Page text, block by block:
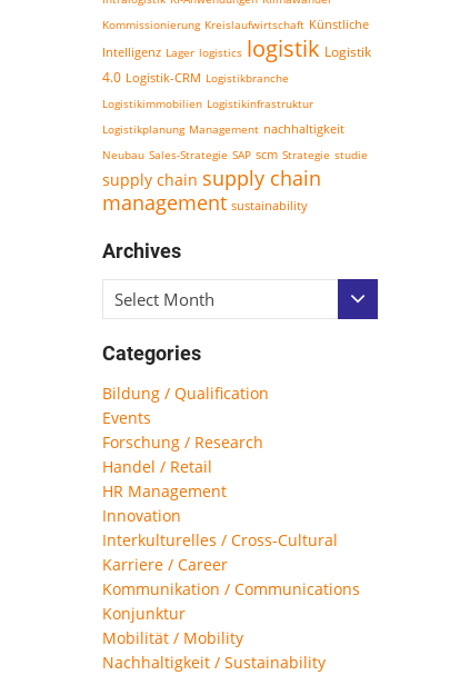
Kommissionierung Kreislaufwirtschaft Künstliche
Intelligenz Lager logistics logistik Logistik
4.0 Logistik-CRM Logistikbranche
Logistikimmobilien Logistikinfrastruktur
Logistikplanung Management nachhaltigkeit
Neubau Sales-Strategie SAP scm Strategie studie
supply chain supply chain
management sustainability
Archives
Select Month
Categories
Bildung / Qualification
Events
Forschung / Research
Handel / Retail
HR Management
Innovation
Interkulturelles / Cross-Cultural
Karriere / Career
Kommunikation / Communications
Konjunktur
Mobilität / Mobility
Nachhaltigkeit / Sustainability